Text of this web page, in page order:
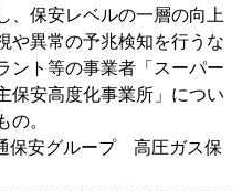
、保安レベルの一層の向上
や異常の予兆検知を行うな
ント等の事業者「スーパー
保安高度化事業所」につい
の。
保安グループ 高圧ガス保